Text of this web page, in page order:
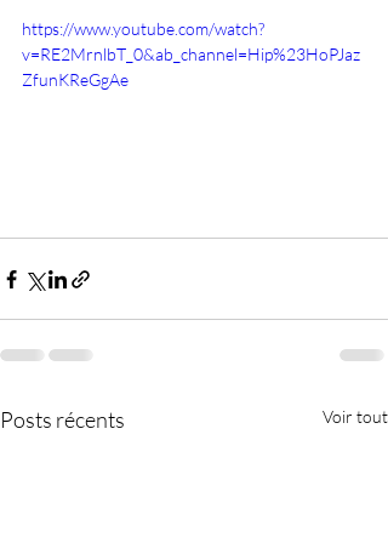
https://www.youtube.com/watch?
v=RE2MrnlbT_0&ab_channel=Hip%23HoPJaz
ZfunKReGgAe
Posts récents Voir tout